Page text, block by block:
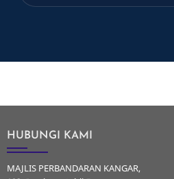
HUBUNGI KAMI
MAJLIS PERBANDARAN KANGAR,